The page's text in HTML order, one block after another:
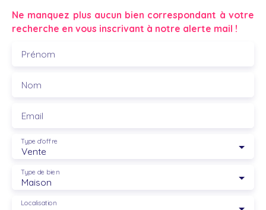
Ne manquez plus aucun bien correspondant à votre
recherche en vous inscrivant à notre alerte mail !
Prénom
Nom
Email
Vente
Type d'offre
Maison
Type de bien
Localisation